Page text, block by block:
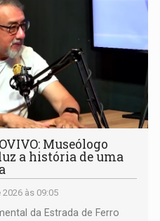
Museólogo
a história de uma
às 09:05
da Estrada de Ferro